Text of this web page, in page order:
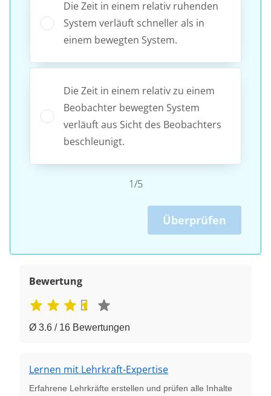
Die Zeit in einem relativ ruhenden
System verläuft schneller als in
einem bewegten System.
Die Zeit in einem relativ zu einem
Beobachter bewegten System
verläuft aus Sicht des Beobachters
beschleunigt.
1/5
Überprüfen
Bewertung
Ø 3.6 / 16 Bewertungen
Lernen mit Lehrkraft-Expertise
Erfahrene Lehrkräfte erstellen und prüfen alle Inhalte